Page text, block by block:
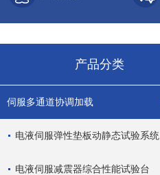
产品分类
伺服多通道协调加载
电液伺服弹性垫板动静态试验系统
电液伺服减震器综合性能试验台